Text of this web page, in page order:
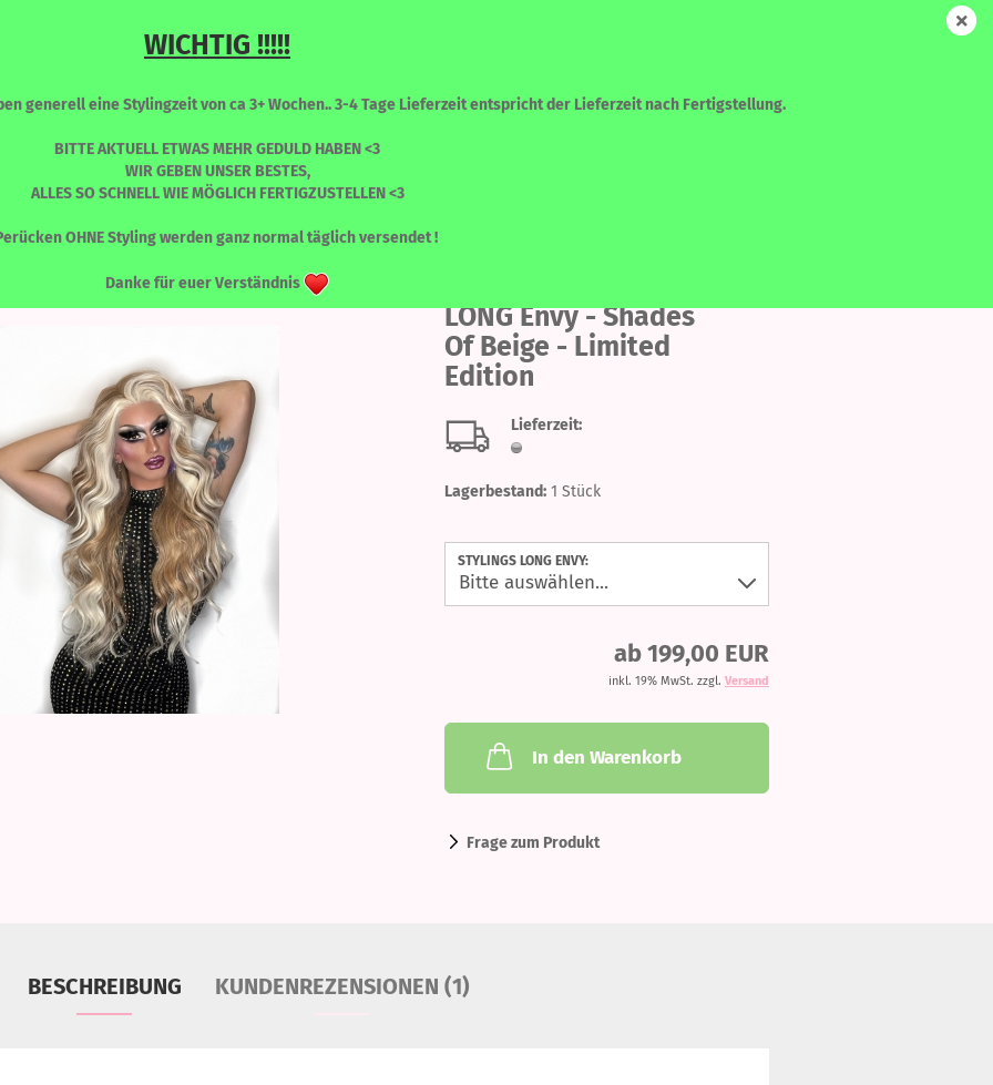
E-Mail
Passwort
Konto erstellen
Passwort vergessen?
0,00 EUR
WICHTIG !!!!!
generell eine Stylingzeit von ca 3+ Wochen.. 3-4 Tage Lieferzeit entspricht der Lieferzeit nach Fertigstellung.
BITTE AKTUELL ETWAS MEHR GEDULD HABEN <3
WIR GEBEN UNSER BESTES,
ALLES SO SCHNELL WIE MÖGLICH FERTIGZUSTELLEN <3
OHNE Styling werden ganz normal täglich versendet !
Danke für euer Verständnis
PERÜCKEN PERÜCKEN - FARBLICH SORTIERT WIMPERN
den
LONG Envy - Shades
Of Beige - Limited
Edition
Lieferzeit:
Lagerbestand: 1 Stück
STYLINGS LONG ENVY:
ab 199,00 EUR
inkl. 19% MwSt. zzgl. Versand
In den Warenkorb
Frage zum Produkt
BESCHREIBUNG KUNDENREZENSIONEN (1)